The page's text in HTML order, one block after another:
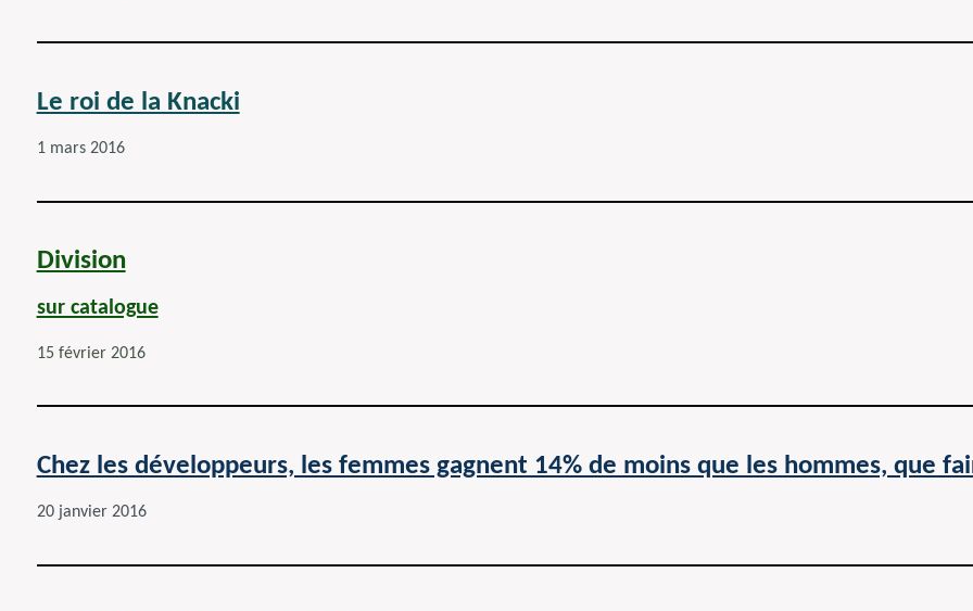
Le roi de la Knacki
1 mars 2016
Division
sur catalogue
15 février 2016
Chez les développeurs, les femmes gagnent 14% de moins que les hommes, que
20 janvier 2016